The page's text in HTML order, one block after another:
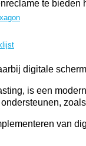
te bieden
digitale
is een
van